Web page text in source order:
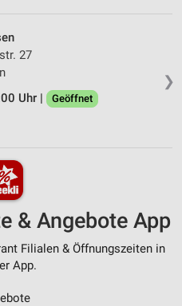
❯
27
Uhr |
Geöffnet
& Angebote App
Filialen & Öffnungszeiten in
App.